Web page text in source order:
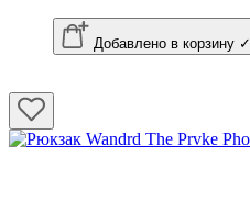
Добавлено в корзину ✓